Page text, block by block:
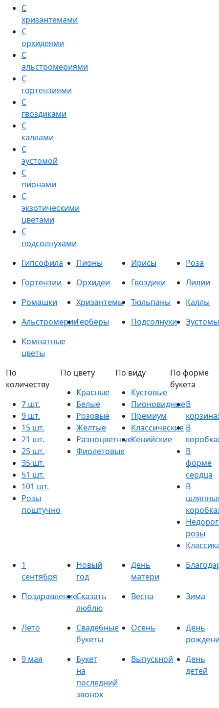
С
хризантемами
С
орхидеями
С
альстромериями
С
гортензиями
С
гвоздиками
С
каллами
С
эустомой
С
пионами
С
экзотическими
цветами
С
подсолнухами
Гипсофила
Пионы Ирисы
Роза
Гортензии
Орхидеи Гвоздики
Лилии
Ромашки
Хризантемы Тюльпаны
Каллы
АльстромерииГерберы Подсолнухи
Эустомы
Комнатные
цветы
По
количеству
7 шт.
9 шт.
15 шт.
21 шт.
25 шт.
35 шт.
51 шт.
101 шт.
Розы
поштучно
По цвету
Красные
Белые
Розовые
Желтые
Разноцветные
Фиолетовые
По виду
Кустовые
Пионовидные
Премиум
Классические
Кенийские
По форме
букета
В
В
В
форме
сердца
В
розы
1
сентября
Новый
год
День
матери
ПоздравлениеСказать
люблю
Весна Зима
Лето
Свадебные
букеты
Осень
День
9 мая
Букет
на
последний
звонок
Выпускной
День
детей